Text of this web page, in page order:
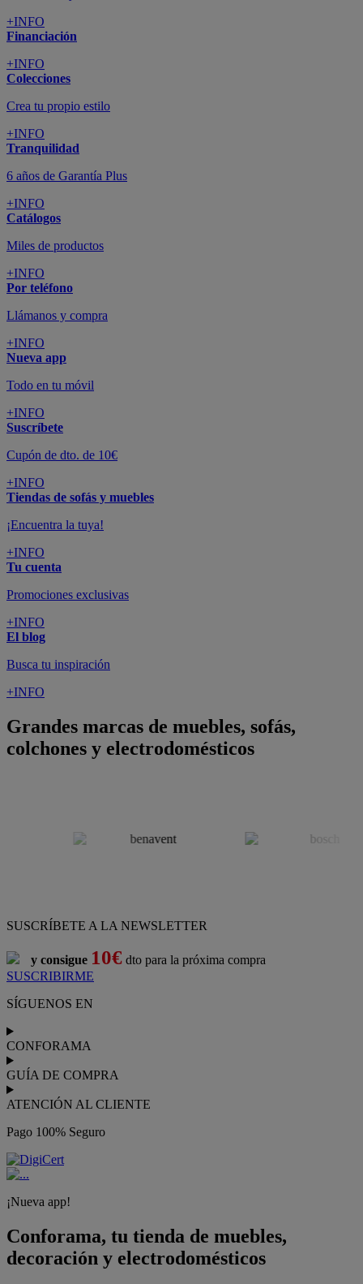
+INFO
Financiación
+INFO
Colecciones
Crea tu propio estilo
+INFO
Tranquilidad
6 años de Garantía Plus
+INFO
Catálogos
Miles de productos
+INFO
Por teléfono
Llámanos y compra
+INFO
Nueva app
Todo en tu móvil
+INFO
Suscríbete
Cupón de dto. de 10€
+INFO
Tiendas de sofás y muebles
¡Encuentra la tuya!
+INFO
Tu cuenta
Promociones exclusivas
+INFO
El blog
Busca tu inspiración
+INFO
Grandes marcas de muebles, sofás,
colchones y electrodomésticos
SUSCRÍBETE A LA NEWSLETTER
y consigue 10€ dto para la próxima compra
SUSCRIBIRME
SÍGUENOS EN
CONFORAMA
GUÍA DE COMPRA
ATENCIÓN AL CLIENTE
Pago 100% Seguro
¡Nueva app!
Conforama, tu tienda de muebles,
decoración y electrodomésticos